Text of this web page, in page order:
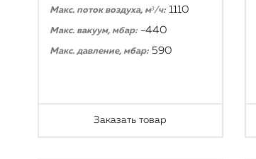
Макс. поток воздуха, м³/ч:1110
Макс. вакуум, мбар:-440
Макс. давление, мбар:590
Заказать товар